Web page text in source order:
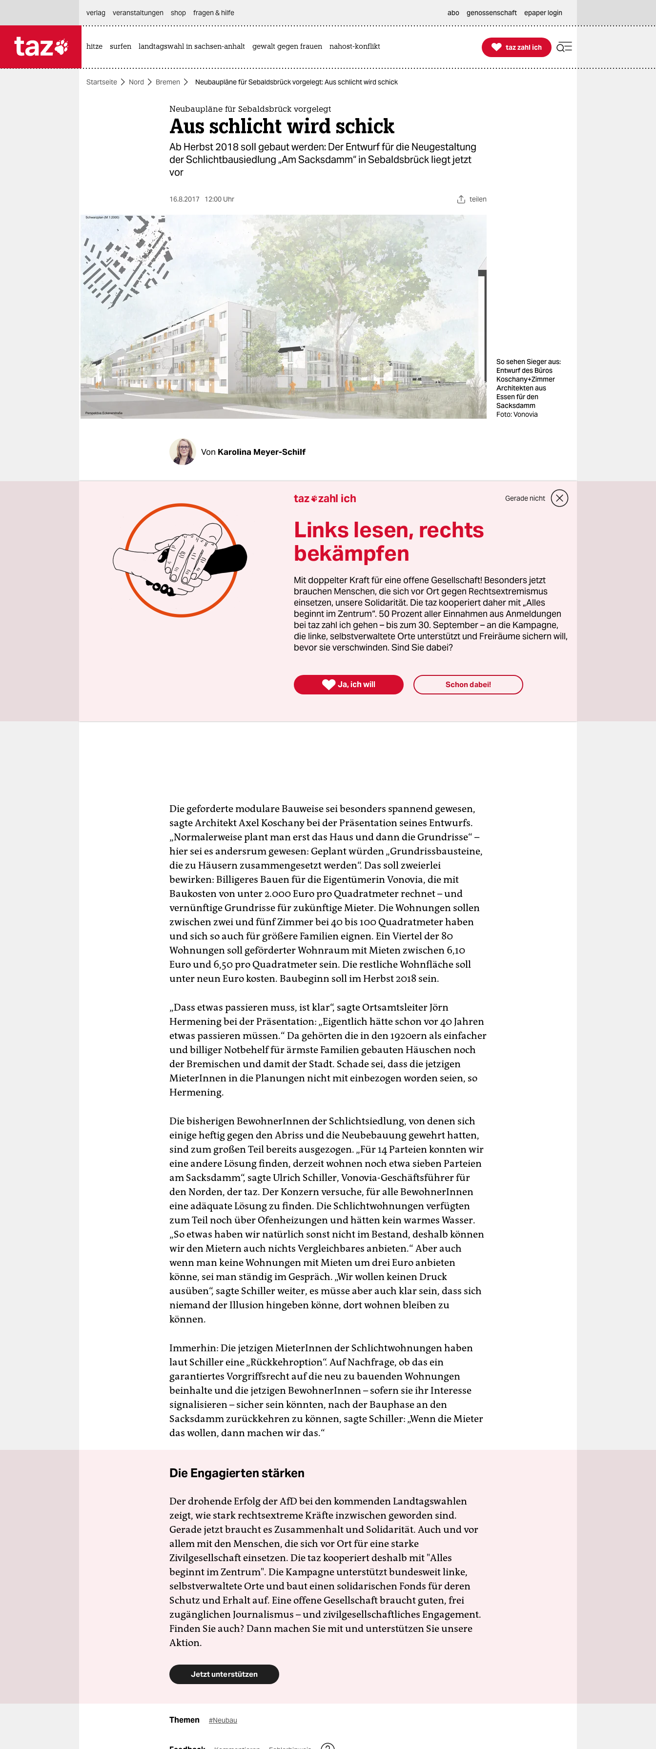
themen
berlin
nord
wahrheit
verlag
verlag
fragen & hilfe
unterstützen
abo
genossenschaft
verlag
veranstaltungen shop fragen & hilfe abo genossenschaft epaper login
hitze surfen landtagswahl in sachsen-anhalt gewalt gegen frauen nahost-konflikt 
taz zahl ich
taz zahl ich
Startseite Nord Bremen Neubaupläne für Sebaldsbrück vorgelegt: Aus schlicht wird schick
Neubaupläne für Sebaldsbrück vorgelegt
Aus schlicht wird schick
Ab Herbst 2018 soll gebaut werden: Der Entwurf für die Neugestaltung
der Schlichtbausiedlung „Am Sacksdamm“ in Sebaldsbrück liegt jetzt
vor
16.8.2017 12:00 Uhr teilen
So sehen Sieger aus:
Entwurf des Büros
Koschany+Zimmer
Architekten aus
Essen für den
Sacksdamm
Foto: Vonovia
Von Karolina Meyer-Schilf
Die geplante Neubebauung der Schlichtsiedlung „Am Sacksdamm“ in
Sebaldsbrück nimmt Gestalt an: Gestern sind die Ergebnisse des
Architektenwettbewerbs im Rahmen einer Ausstellungseröffnung im
Foyer der Baubehörde vorgestellt worden.
Der Gewinnerentwurf sieht eine zentrale, marktplatzähnliche
Grünfläche vor, um die sich fünf Mehrfamilienhäuser in modularer
Bauweise gruppieren. 80 Wohnungen sollen hier entstehen, die
Zielgruppe sind Menschen mit mittlerem und niedrigen Einkommen.
Die geforderte modulare Bauweise sei besonders spannend gewesen,
sagte Architekt Axel Koschany bei der Präsentation seines Entwurfs.
„Normalerweise plant man erst das Haus und dann die Grundrisse“ –
hier sei es andersrum gewesen: Geplant würden „Grundrissbausteine,
die zu Häusern zusammengesetzt werden“. Das soll zweierlei
bewirken: Billigeres Bauen für die Eigentümerin Vonovia, die mit
Baukosten von unter 2.000 Euro pro Quadratmeter rechnet – und
vernünftige Grundrisse für zukünftige Mieter. Die Wohnungen sollen
zwischen zwei und fünf Zimmer bei 40 bis 100 Quadratmeter haben
und sich so auch für größere Familien eignen. Ein Viertel der 80
Wohnungen soll geförderter Wohnraum mit Mieten zwischen 6,10
Euro und 6,50 pro Quadratmeter sein. Die restliche Wohnfläche soll
unter neun Euro kosten. Baubeginn soll im Herbst 2018 sein.
„Dass etwas passieren muss, ist klar“, sagte Ortsamtsleiter Jörn
Hermening bei der Präsentation: „Eigentlich hätte schon vor 40 Jahren
etwas passieren müssen.“ Da gehörten die in den 1920ern als einfacher
und billiger Notbehelf für ärmste Familien gebauten Häuschen noch
der Bremischen und damit der Stadt. Schade sei, dass die jetzigen
MieterInnen in die Planungen nicht mit einbezogen worden seien, so
Hermening.
Die bisherigen BewohnerInnen der Schlichtsiedlung, von denen sich
einige heftig gegen den Abriss und die Neubebauung gewehrt hatten,
sind zum großen Teil bereits ausgezogen. „Für 14 Parteien konnten wir
eine andere Lösung finden, derzeit wohnen noch etwa sieben Parteien
am Sacksdamm“, sagte Ulrich Schiller, Vonovia-Geschäftsführer für
den Norden, der taz. Der Konzern versuche, für alle BewohnerInnen
eine adäquate Lösung zu finden. Die Schlichtwohnungen verfügten
zum Teil noch über Ofenheizungen und hätten kein warmes Wasser.
„So etwas haben wir natürlich sonst nicht im Bestand, deshalb können
wir den Mietern auch nichts Vergleichbares anbieten.“ Aber auch
wenn man keine Wohnungen mit Mieten um drei Euro anbieten
könne, sei man ständig im Gespräch. „Wir wollen keinen Druck
ausüben“, sagte Schiller weiter, es müsse aber auch klar sein, dass sich
niemand der Illusion hingeben könne, dort wohnen bleiben zu
können.
Immerhin: Die jetzigen MieterInnen der Schlichtwohnungen haben
laut Schiller eine „Rückkehroption“. Auf Nachfrage, ob das ein
garantiertes Vorgriffsrecht auf die neu zu bauenden Wohnungen
beinhalte und die jetzigen BewohnerInnen – sofern sie ihr Interesse
signalisieren – sicher sein könnten, nach der Bauphase an den
Sacksdamm zurückkehren zu können, sagte Schiller: „Wenn die Mieter
das wollen, dann machen wir das.“
Die Engagierten stärken
Der drohende Erfolg der AfD bei den kommenden Landtagswahlen
zeigt, wie stark rechtsextreme Kräfte inzwischen geworden sind.
Gerade jetzt braucht es Zusammenhalt und Solidarität. Auch und vor
allem mit den Menschen, die sich vor Ort für eine starke
Zivilgesellschaft einsetzen. Die taz kooperiert deshalb mit "Alles
beginnt im Zentrum". Die Kampagne unterstützt bundesweit linke,
selbstverwaltete Orte und baut einen solidarischen Fonds für deren
Schutz und Erhalt auf. Eine offene Gesellschaft braucht guten, frei
zugänglichen Journalismus – und zivilgesellschaftliches Engagement.
Finden Sie auch? Dann machen Sie mit und unterstützen Sie unsere
Aktion.
Jetzt unterstützen
Themen #Neubau
taz zahl ich Gerade nicht
Links lesen, rechts
bekämpfen
Mit doppelter Kraft für eine offene Gesellschaft! Besonders jetzt
brauchen Menschen, die sich vor Ort gegen Rechtsextremismus
einsetzen, unsere Solidarität. Die taz kooperiert daher mit „Alles
beginnt im Zentrum“. 50 Prozent aller Einnahmen aus Anmeldungen
bei taz zahl ich gehen – bis zum 30. September – an die Kampagne,
die linke, selbstverwaltete Orte unterstützt und Freiräume sichern will,
bevor sie verschwinden. Sind Sie dabei?
 Ja, ich will Schon dabei!